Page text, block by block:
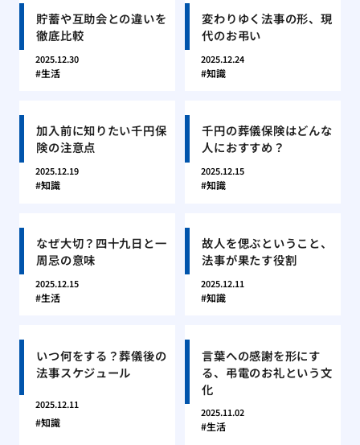
貯蓄や互助会との違いを
徹底比較
2025.12.30
生活
変わりゆく法事の形、現
代のお弔い
2025.12.24
知識
加入前に知りたい千円保
険の注意点
2025.12.19
知識
千円の葬儀保険はどんな
人におすすめ？
2025.12.15
知識
なぜ大切？四十九日と一
周忌の意味
2025.12.15
生活
故人を偲ぶということ、
法事が果たす役割
2025.12.11
知識
いつ何をする？葬儀後の
法事スケジュール
2025.12.11
知識
言葉への感謝を形にす
る、弔電のお礼という文
化
2025.11.02
生活